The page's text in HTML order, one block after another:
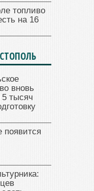
топливо
на 16
вновь
тысяч
появится